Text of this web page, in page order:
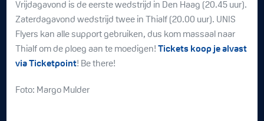
Vrijdagavond is de eerste wedstrijd in Den Haag (20.45 uur).
Zaterdagavond wedstrijd twee in Thialf (20.00 uur). UNIS
Flyers kan alle support gebruiken, dus kom massaal naar
Thialf om de ploeg aan te moedigen!Tickets koop je alvast
via Ticketpoint! Be there!
Foto: Margo Mulder